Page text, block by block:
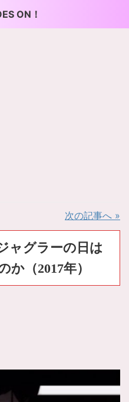
ON！
次の記事へ »
ャグラーの日は
（2017年）